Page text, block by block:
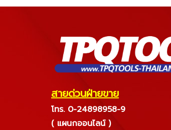
สายด่วนฝ่ายขาย
โทร. 0-24898958-9
( แผนกออนไลน์ )